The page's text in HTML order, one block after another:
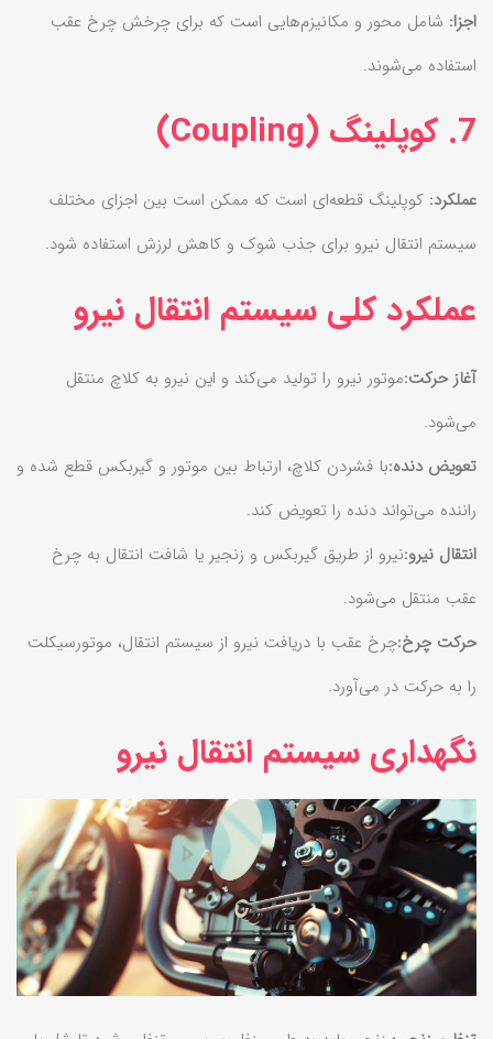
اجزا: شامل محور و مکانیزم‌هایی است که برای چرخش چرخ عقب
استفاده می‌شوند.
7. کوپلینگ (Coupling)
عملکرد: کوپلینگ قطعه‌ای است که ممکن است بین اجزای مختلف
سیستم انتقال نیرو برای جذب شوک و کاهش لرزش استفاده شود.
عملکرد کلی سیستم انتقال نیرو
آغاز حرکت:موتور نیرو را تولید می‌کند و این نیرو به کلاچ منتقل
می‌شود.
تعویض دنده:با فشردن کلاچ، ارتباط بین موتور و گیربکس قطع شده و
راننده می‌تواند دنده را تعویض کند.
انتقال نیرو:نیرو از طریق گیربکس و زنجیر یا شافت انتقال به چرخ
عقب منتقل می‌شود.
حرکت چرخ:چرخ عقب با دریافت نیرو از سیستم انتقال، موتورسیکلت
را به حرکت در می‌آورد.
نگهداری سیستم انتقال نیرو